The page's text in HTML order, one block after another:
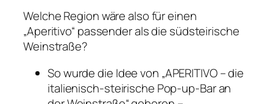
Welche Region wäre also für einen
„Aperitivo“ passender als die südsteirische
Weinstraße?
So wurde die Idee von „APERITIVO – die
italienisch-steirische Pop-up-Bar an